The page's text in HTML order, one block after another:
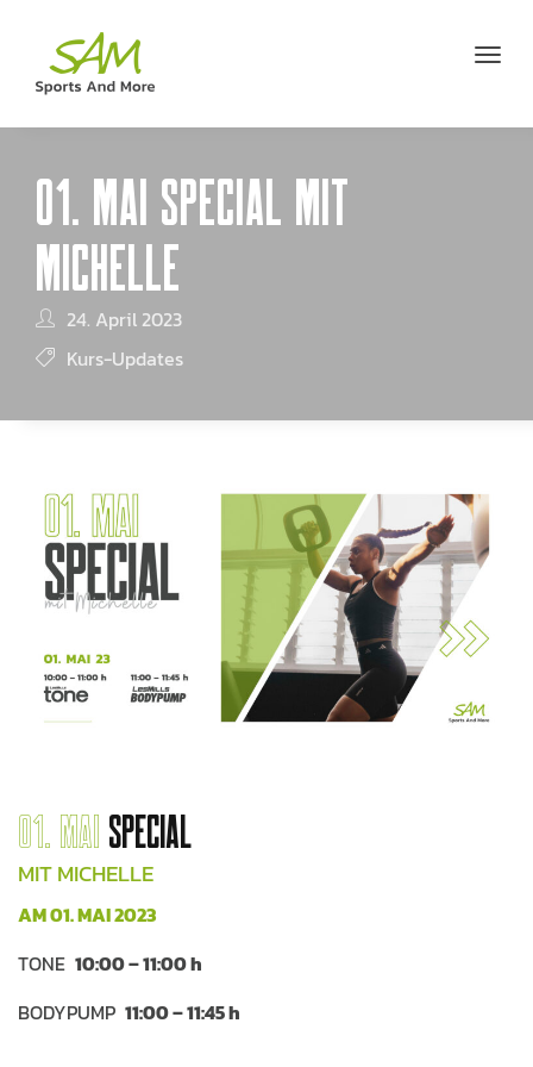
01. MAI SPECIAL MIT
MICHELLE
24. April 2023
Kurs-Updates
01. MAI SPECIAL
MIT MICHELLE
AM 01. MAI 2023
TONE 10:00 – 11:00 h
BODYPUMP 11:00 – 11:45 h